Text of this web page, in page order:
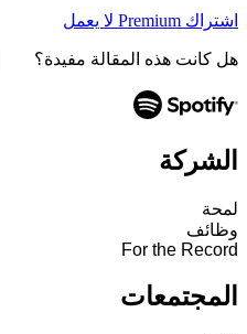
اشتراك Premium لا يعمل
هل كانت هذه المقالة مفيدة؟
الشركة
لمحة
وظائف
For the Record
المجتمعات